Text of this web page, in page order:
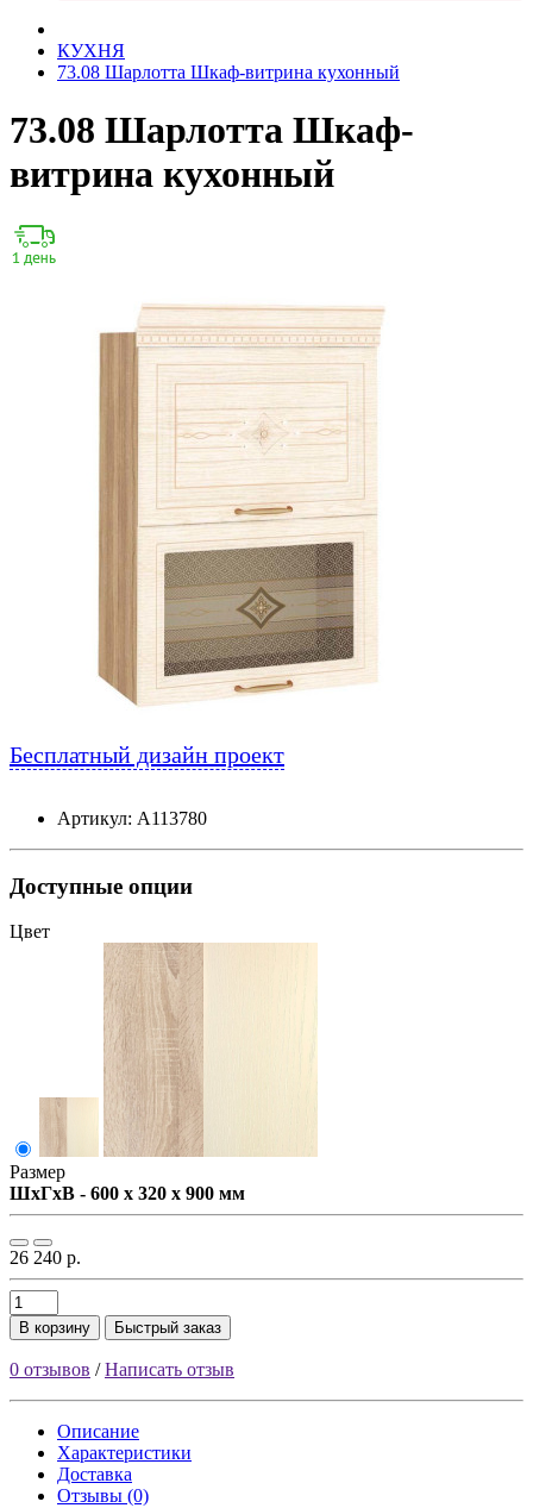
КУХНЯ
73.08 Шарлотта Шкаф-витрина кухонный
73.08 Шарлотта Шкаф-
витрина кухонный
Бесплатный дизайн проект
Артикул: А113780
Доступные опции
Цвет
Размер
ШxГxВ - 600 x 320 x 900 мм
26 240 р.
В корзину Быстрый заказ
0 отзывов /Написать отзыв
Описание
Характеристики
Доставка
Отзывы (0)